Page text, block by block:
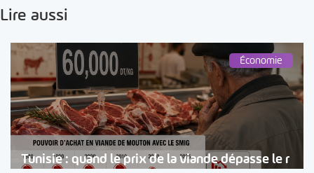
Lire aussi
Économie
Tunisie : quand le prix de la viande dépasse le r